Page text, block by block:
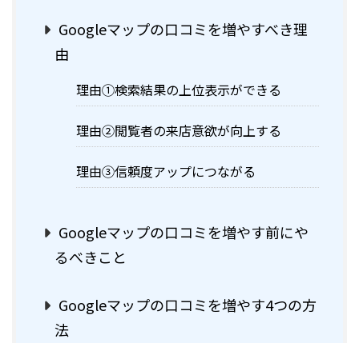
Googleマップの口コミを増やすべき理
由
理由①検索結果の上位表示ができる
理由②閲覧者の来店意欲が向上する
理由③信頼度アップにつながる
Googleマップの口コミを増やす前にや
るべきこと
Googleマップの口コミを増やす4つの方
法